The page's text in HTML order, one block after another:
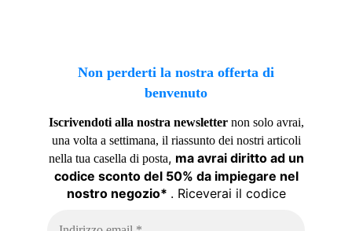
Non perderti la nostra offerta di
benvenuto
Iscrivendoti alla nostra newsletternon solo avrai,
una volta a settimana, il riassunto dei nostri articoli
nella tua casella di posta, ma avrai diritto ad un
codice sconto del 50% da impiegare nel
nostro negozio* . Riceverai il codice